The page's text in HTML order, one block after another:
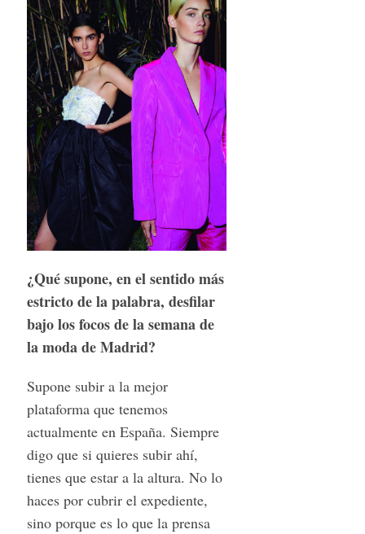
¿Qué supone, en el sentido más
estricto de la palabra, desfilar
bajo los focos de la semana de
la moda de Madrid?
Supone subir a la mejor
plataforma que tenemos
actualmente en España. Siempre
digo que si quieres subir ahí,
tienes que estar a la altura. No lo
haces por cubrir el expediente,
sino porque es lo que la prensa